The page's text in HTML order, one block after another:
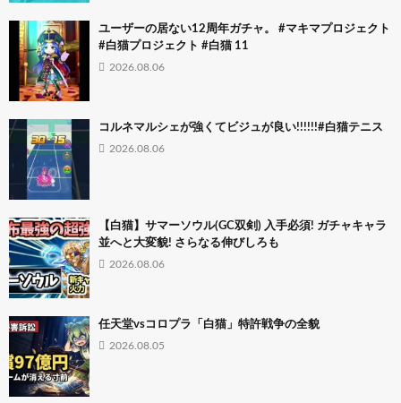
ユーザーの居ない12周年ガチャ。 #マキマプロジェクト
#白猫プロジェクト #白猫 11
2026.08.06
コルネマルシェが強くてビジュが良い!!!!!!#白猫テニス
2026.08.06
【白猫】サマーソウル(GC双剣) 入手必須! ガチャキャラ
並へと大変貌! さらなる伸びしろも
2026.08.06
任天堂vsコロプラ「白猫」特許戦争の全貌
2026.08.05